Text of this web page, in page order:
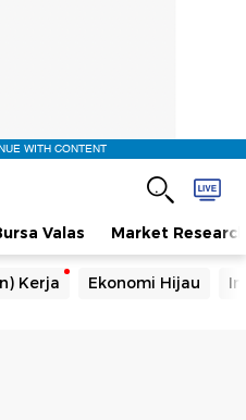
WITH CONTENT
Valas Market Research
Kerja Ekonomi Hijau